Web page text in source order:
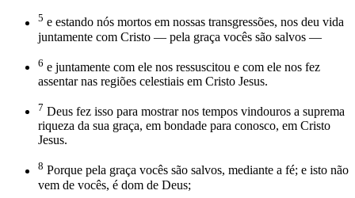
5 e estando nós mortos em nossas transgressões, nos deu vida
juntamente com Cristo — pela graça vocês são salvos —
6 e juntamente com ele nos ressuscitou e com ele nos fez
assentar nas regiões celestiais em Cristo Jesus.
7 Deus fez isso para mostrar nos tempos vindouros a suprema
riqueza da sua graça, em bondade para conosco, em Cristo
Jesus.
8 Porque pela graça vocês são salvos, mediante a fé; e isto não
vem de vocês, é dom de Deus;